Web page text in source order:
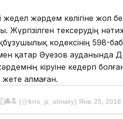
жәрдем көлігіне жол
тексерудің
кодексінің 598-
қатар Әуезов ауданында
кіруіне кедергі
жете алмаған.
(@kris_p_almaty) Янв 25, 2018